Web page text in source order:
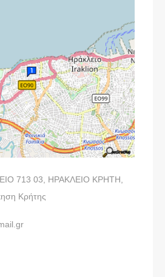
713 03, ΗΡΑΚΛΕΙΟ ΚΡΗΤΗ,
Κρήτης